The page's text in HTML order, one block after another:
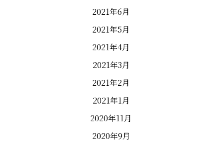
2021年6月
2021年5月
2021年4月
2021年3月
2021年2月
2021年1月
2020年11月
2020年9月